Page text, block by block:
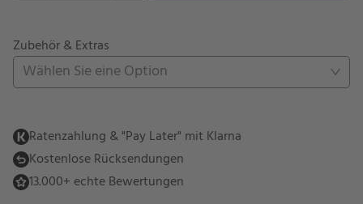
Zubehör & Extras
Wählen Sie eine Option
Ratenzahlung & "Pay Later" mit Klarna
Kostenlose Rücksendungen
13.000+ echte Bewertungen